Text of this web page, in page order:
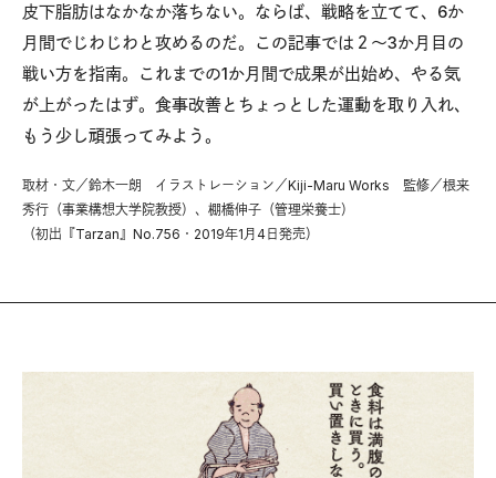
皮下脂肪はなかなか落ちない。ならば、戦略を立てて、6か
月間でじわじわと攻めるのだ。この記事では２〜3か月目の
戦い方を指南。これまでの1か月間で成果が出始め、やる気
が上がったはず。食事改善とちょっとした運動を取り入れ、
もう少し頑張ってみよう。
取材・文／鈴木一朗 イラストレーション／Kiji-Maru Works 監修／根来
秀行（事業構想大学院教授）、棚橋伸子（管理栄養士）
（初出『Tarzan』No.756・2019年1月4日発売）